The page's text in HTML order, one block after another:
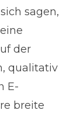
sagen,
der
qualitativ
E-
breite